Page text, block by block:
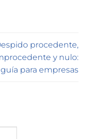
procedente,
y nulo:
guía para empresas